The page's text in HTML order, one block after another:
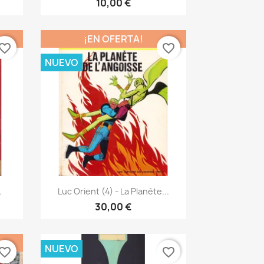
10,00 €
Vista rápida
Luc Orient (4) - La Planète...
30,00 €
¡EN OFERTA!
NUEVO
favorite_border
NUEVO favorite_border